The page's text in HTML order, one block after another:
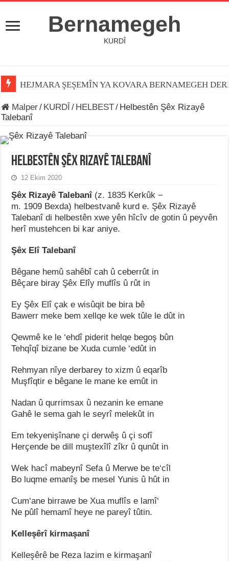
Bernamegeh
KURDÎ
HEJMARA ŞEŞEMÎN YA KOVARA BERNAMEGEH
Jiyana Osman Özçelik
Malper/ KURDÎ / HELBEST/ Helbestên Şêx Rizayê
Talebanî
Helbestên Şêx Rizayê Talebanî
12 Ekim 2020
Şêx Rizayê Talebanî(z. 1835 Kerkûk −
m. 1909 Bexda) helbestvanê kurd e. Şêx Rizayê
Talebanî di helbestên xwe yên hîcîv de gotin û peyvên
herî mustehcen bi kar aniye.
Şêx Elî Talebanî
Bêgane hemû sahêbî cah û ceberrût in
Bêçare biray Şêx Elîy muflîs û rût in
Ey Şêx Elî çak e wisûqit be bira bê
Bawerr meke bem xellqe ke wek tûle le dût in
Qewmê ke le ‘ehdî piderit helqe begoş bûn
Tehqîqî bizane be Xuda cumle ‘edût in
Rehmyan nîye derbarey to xizm û eqarîb
Muşfîqtir e bêgane le mane ke emût in
Nadan û qurrimsax û nezanin ke emane
Gahê le sema gah le seyrî melekût in
Em tekyenişînane çi derwêş û çi sofî
Herçende be dill muştexîlî zîkr û qunût in
Wek hacî mabeynî Sefa û Merwe be te‘cîl
Bo luqme emanîş be mesel Yunis û hût in
Cum‘ane birrawe be Xua muflîs e lamî‘
Ne pûlî hemamî heye ne pareyî tûtin.
Kelleşêrî kirmaşanî
Kelleşêrê be Reza lazim e kirmaşanî